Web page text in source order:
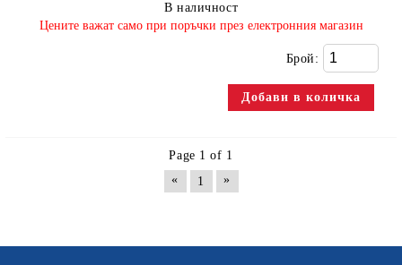
В наличност
​Цените важат само при поръчки през електронния магазин
Брой:
Page 1 of 1
«
1 »